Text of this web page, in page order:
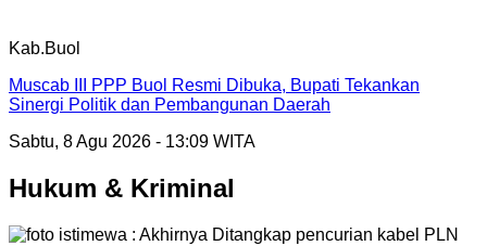
Kab.Buol
Muscab III PPP Buol Resmi Dibuka, Bupati Tekankan
Sinergi Politik dan Pembangunan Daerah
Sabtu, 8 Agu 2026 - 13:09 WITA
Hukum & Kriminal